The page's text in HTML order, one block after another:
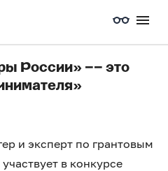
России» –– это
и эксперт по грантовым
в конкурсе